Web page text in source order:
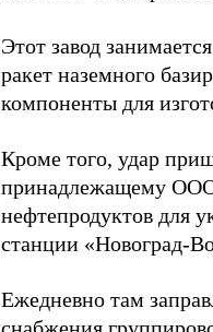
Этот завод
ракет наземного
компоненты для
Кроме того, удар
принадлежащему ООО
нефтепродуктов для
станции «Новоград-
Ежедневно там